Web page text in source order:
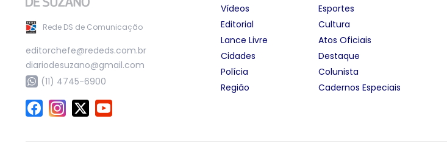
Rede DS de Comunicação
editorchefe@rededs.com.br
diariodesuzano@gmail.com
(11) 4745-6900
Vídeos
Editorial
Lance Livre
Cidades
Polícia
Região
Esportes
Cultura
Atos Oficiais
Destaque
Colunista
Cadernos Especiais